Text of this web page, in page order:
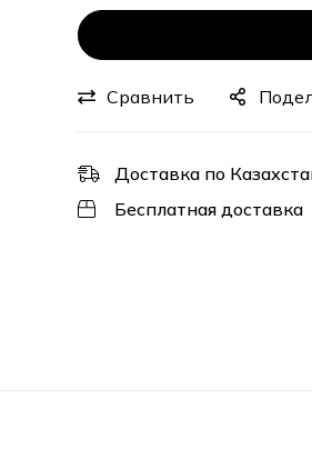
Сравнить
Доставка по
Бесплатная доставка